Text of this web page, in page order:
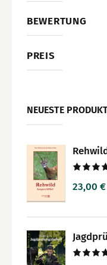
BEWERTUNG
PREIS
NEUESTE
mit
23,00 €